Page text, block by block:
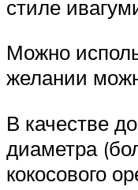
стиле
Можно
желании
В качестве
диаметра
кокосового